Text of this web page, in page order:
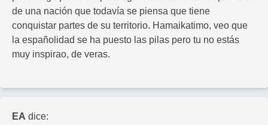
de una nación que todavía se piensa que tiene
conquistar partes de su territorio. Hamaikatimo, veo que
la españolidad se ha puesto las pilas pero tu no estás
muy inspirao, de veras.
EA dice: